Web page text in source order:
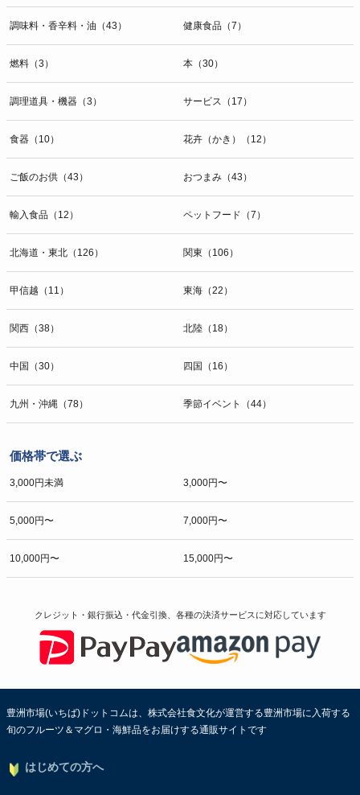
調味料・香辛料・油（43） 健康食品（7）
燃料（3） 本（30）
調理道具・機器（3） サービス（17）
食器（10） 花卉（かき）（12）
ご飯のお供（43） おつまみ（43）
輸入食品（12） ペットフード（7）
北海道・東北（126） 関東（106）
甲信越（11） 東海（22）
関西（38） 北陸（18）
中国（30） 四国（16）
九州・沖縄（78） 季節イベント（44）
価格帯で選ぶ
3,000円未満 3,000円〜
5,000円〜 7,000円〜
10,000円〜 15,000円〜
クレジット・銀行振込・代金引換、各種の決済サービスに対応しています
豊洲市場(いちば)ドットコムは、株式会社食文化が運営する豊洲市場に入荷する
旬のフルーツ＆マグロ・海鮮品をお届けする通販サイトです
はじめての方へ